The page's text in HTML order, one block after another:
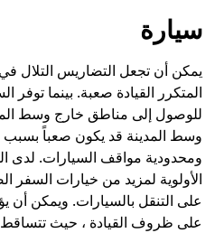
سيارة
يمكن أن تجعل التضاريس التلال
المتكرر القيادة صعبة. بينما توفر
للوصول إلى مناطق خارج وسط
وسط المدينة قد يكون صعباً بسبب
ومحدودية مواقف السيارات. لدى
الأولوية لمزيد من خيارات السفر
على التنقل بالسيارات. ويمكن أن
على ظروف القيادة ، حيث تتساقط